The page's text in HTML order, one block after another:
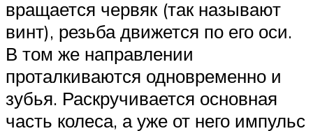
вращается червяк (так называют
винт), резьба движется по его оси.
В том же направлении
проталкиваются одновременно и
зубья. Раскручивается основная
часть колеса, а уже от него импульс